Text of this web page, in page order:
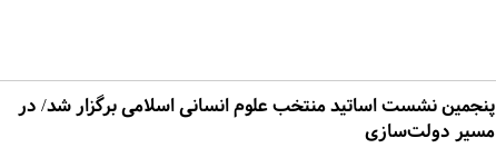
پنجمین نشست اساتید منتخب علوم انسانی اسلامی برگزار شد/ در
مسیر دولت‌سازی